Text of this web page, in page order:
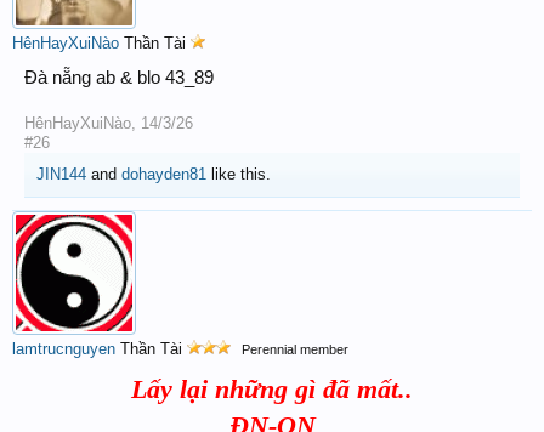
HênHayXuiNào Thần Tài
Đà nẵng ab & blo 43_89
HênHayXuiNào, 14/3/26
#26
JIN144 and dohayden81 like this.
lamtrucnguyen Thần Tài Perennial member
Lấy lại những gì đã mất..
ĐN-QN